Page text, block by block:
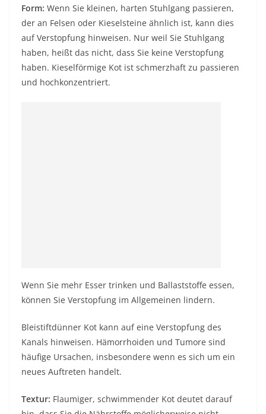
Form: Wenn Sie kleinen, harten Stuhlgang passieren,
der an Felsen oder Kieselsteine ​​​​ähnlich ist, kann dies
auf Verstopfung hinweisen. Nur weil Sie Stuhlgang
haben, heißt das nicht, dass Sie keine Verstopfung
haben. Kieselförmige Kot ist schmerzhaft zu passieren
und hochkonzentriert.
Wenn Sie mehr Esser trinken und Ballaststoffe essen,
können Sie Verstopfung im Allgemeinen lindern.
Bleistiftdünner Kot kann auf eine Verstopfung des
Kanals hinweisen. Hämorrhoiden und Tumore sind
häufige Ursachen, insbesondere wenn es sich um ein
neues Auftreten handelt.
Textur: Flaumiger, schwimmender Kot deutet darauf